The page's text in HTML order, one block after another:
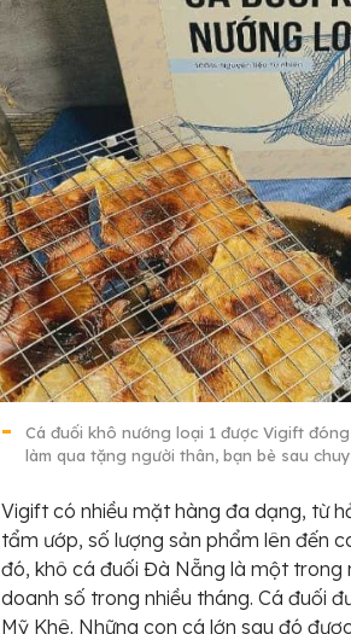
Cá đuối khô nướng loại 1 được Vigift
làm qua tặng người thân, bạn bè sau
Vigift có nhiều mặt hàng đa dạng, từ
tẩm ướp, số lượng sản phẩm lên đến
đó, khô cá đuối Đà Nẵng là một trong
doanh số trong nhiều tháng. Cá đuối
Mỹ Khê. Những con cá lớn sau đó